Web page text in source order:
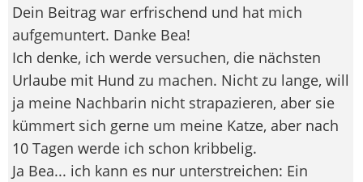
Dein Beitrag war erfrischend und hat mich
aufgemuntert. Danke Bea!
Ich denke, ich werde versuchen, die nächsten
Urlaube mit Hund zu machen. Nicht zu lange, will
ja meine Nachbarin nicht strapazieren, aber sie
kümmert sich gerne um meine Katze, aber nach
10 Tagen werde ich schon kribbelig.
Ja Bea... ich kann es nur unterstreichen: Ein